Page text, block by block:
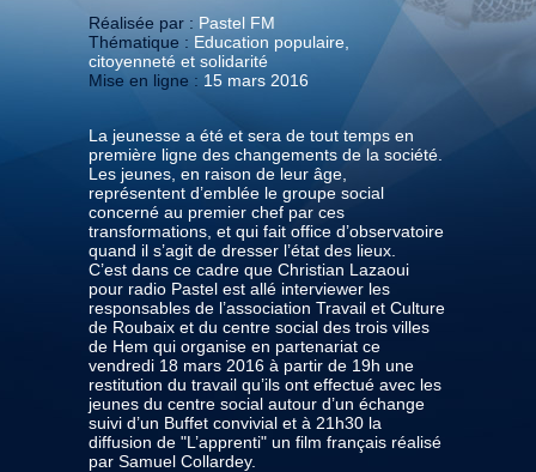
Réalisée par : Pastel FM
Thématique : Education populaire,
citoyenneté et solidarité
Mise en ligne : 15 mars 2016
La jeunesse a été et sera de tout temps en
première ligne des changements de la société.
Les jeunes, en raison de leur âge,
représentent d’emblée le groupe social
concerné au premier chef par ces
transformations, et qui fait office d’observatoire
quand il s’agit de dresser l’état des lieux.
C’est dans ce cadre que Christian Lazaoui
pour radio Pastel est allé interviewer les
responsables de l’association Travail et Culture
de Roubaix et du centre social des trois villes
de Hem qui organise en partenariat ce
vendredi 18 mars 2016 à partir de 19h une
restitution du travail qu’ils ont effectué avec les
jeunes du centre social autour d’un échange
suivi d’un Buffet convivial et à 21h30 la
diffusion de "L’apprenti" un film français réalisé
par Samuel Collardey.